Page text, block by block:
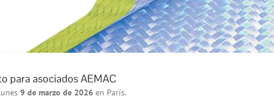
para asociados AEMAC
9 de marzo de 2026 en París.